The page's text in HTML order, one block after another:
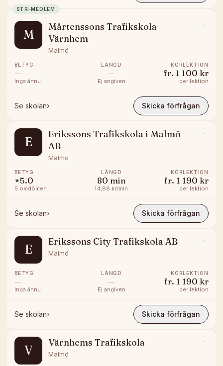
STR-MEDLEM
M
Mårtenssons Trafikskola
Värnhem
Malmö
BETYG
—
Inga ännu
LÄNGD
—
Ej angiven
KÖRLEKTION
fr. 1 100 kr
per lektion
Se skolan› Skicka förfrågan
E
Erikssons Trafikskola i Malmö
AB
Malmö
BETYG
★5.0
5 omdömen
LÄNGD
80 min
14,88 kr/min
KÖRLEKTION
fr. 1 190 kr
per lektion
Se skolan› Skicka förfrågan
E
Erikssons City Trafikskola AB
Malmö
BETYG
—
Inga ännu
LÄNGD
—
Ej angiven
KÖRLEKTION
fr. 1 190 kr
per lektion
Se skolan› Skicka förfrågan
V
Värnhems Trafikskola
Malmö